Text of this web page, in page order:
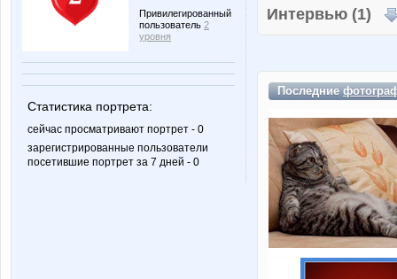
Привилегированный
пользователь 2
уровня
Статистика портрета:
сейчас просматривают портрет - 0
зарегистрированные пользователи
посетившие портрет за 7 дней - 0
Интервью (1)
Последние